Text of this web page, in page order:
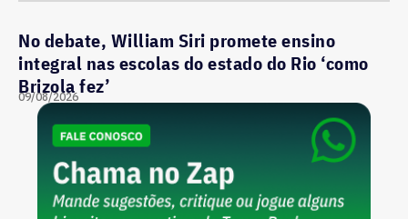
No debate, William Siri promete ensino
integral nas escolas do estado do Rio ‘como
Brizola fez’
09/08/2026